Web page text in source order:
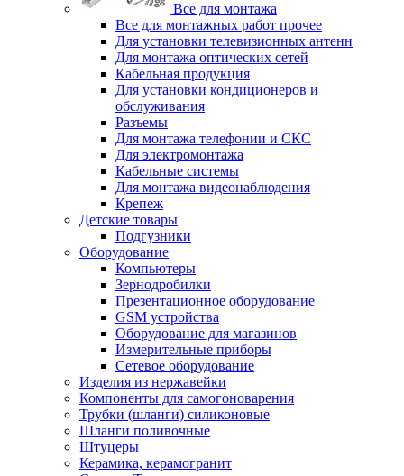
Все для монтажа
Все для монтажных работ прочее
Для установки телевизионных антенн
Для монтажа оптических сетей
Кабельная продукция
Для установки кондиционеров и
обслуживания
Разъемы
Для монтажа телефонии и СКС
Для электромонтажа
Кабельные системы
Для монтажа видеонаблюдения
Крепеж
Детские товары
Подгузники
Оборудование
Компьютеры
Зернодробилки
Презентационное оборудование
GSM устройства
Оборудование для магазинов
Измерительные приборы
Сетевое оборудование
Изделия из нержавейки
Компоненты для самогоноварения
Трубки (шланги) силиконовые
Шланги поливочные
Штуцеры
Керамика, керамогранит